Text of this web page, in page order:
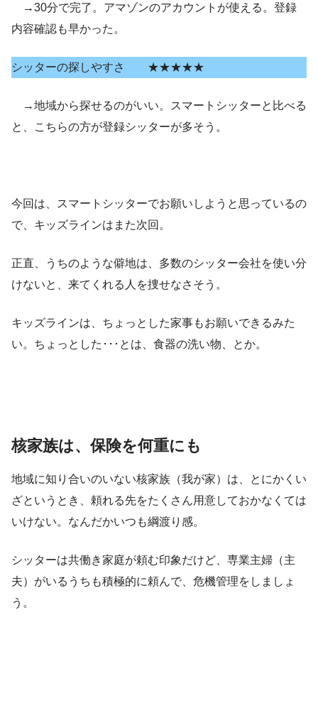
→30分で完了。アマゾンのアカウントが使える。登録
内容確認も早かった。
シッターの探しやすさ ★★★★★
→地域から探せるのがいい。スマートシッターと比べる
と、こちらの方が登録シッターが多そう。
今回は、スマートシッターでお願いしようと思っているの
で、キッズラインはまた次回。
正直、うちのような僻地は、多数のシッター会社を使い分
けないと、来てくれる人を捜せなさそう。
キッズラインは、ちょっとした家事もお願いできるみた
い。ちょっとした･･･とは、食器の洗い物、とか。
核家族は、保険を何重にも
地域に知り合いのいない核家族（我が家）は、とにかくい
ざというとき、頼れる先をたくさん用意しておかなくては
いけない。なんだかいつも綱渡り感。
シッターは共働き家庭が頼む印象だけど、専業主婦（主
夫）がいるうちも積極的に頼んで、危機管理をしましょ
う。